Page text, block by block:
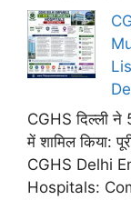
CGHS दिल्ली ने
में शामिल किया:
CGHS Delhi
Hospitals: